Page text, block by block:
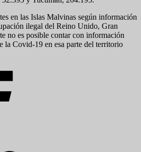
en las Islas Malvinas según información
ilegal del Reino Unido, Gran
no es posible contar con información
la Covid-19 en esa parte del territorio